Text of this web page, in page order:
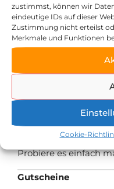
zustimmst, können wir
eindeutige IDs auf dieser
Zustimmung nicht erteilst
Merkmale und Funktionen
Cookie-
Wunschkurs
Keine Sorge. Wir
Kursangebot. Und in
unserer Hauptseite
Newsletter
erfahren, wann die
Du kannst
für dich passenden
Probiere es einfach
Gutscheine